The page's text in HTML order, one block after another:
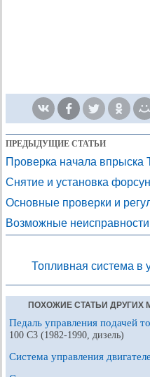
ПРЕДЫДУЩИЕ СТАТЬИ
Проверка начала
Снятие и установка
Основные проверки и
Возможные
Топливная система в
ПОХОЖИЕ СТАТЬИ ДРУГИХ
Педаль управления подачей
100 С3 (1982-1990, дизель)
Система управления